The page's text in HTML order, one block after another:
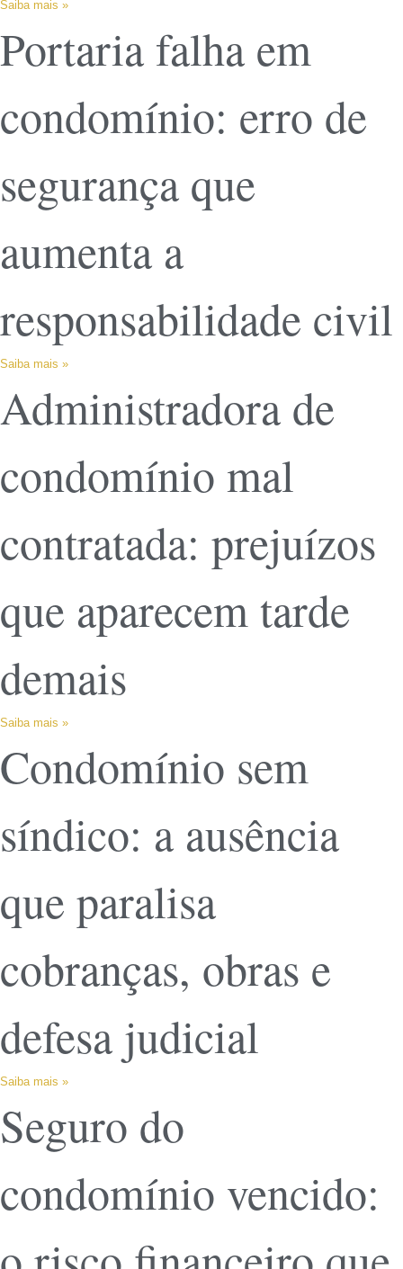
Saiba mais »
Portaria falha em
condomínio: erro de
segurança que
aumenta a
responsabilidade civil
Saiba mais »
Administradora de
condomínio mal
contratada: prejuízos
que aparecem tarde
demais
Saiba mais »
Condomínio sem
síndico: a ausência
que paralisa
cobranças, obras e
defesa judicial
Saiba mais »
Seguro do
condomínio vencido: